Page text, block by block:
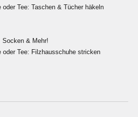
Tee: Taschen & Tücher häkeln
& Mehr!
oder Tee: Filzhausschuhe stricken